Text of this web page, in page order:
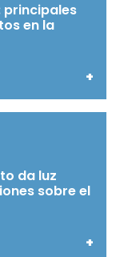
en la
+
da luz
sobre el
+